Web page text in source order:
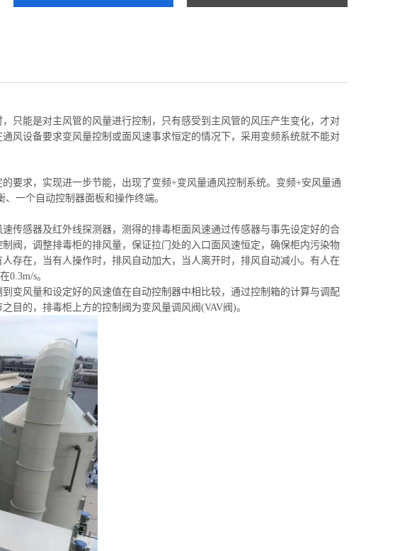
只能是对主风管的风量进行控制，只有感受到主风管的风压产生变化，才对
风设备要求变风量控制或面风速事求恒定的情况下，采用变频系统就不能对
要求，实现进一步节能，出现了变频+变风量通风控制系统。变频+安风量通
一个自动控制器面板和操作终端。
传感器及红外线探测器，测得的排毒柜面风速通过传感器与事先设定好的合
阀，调整排毒柜的排风量，保证拉门处的入口面风速恒定，确保柜内污染物
存在，当有人操作时，排风自动加大，当人离开时，排风自动减小。有人在
0.3m/s。
变风量和设定好的风速值在自动控制器中相比较，通过控制箱的计算与调配
目的，排毒柜上方的控制阀为变风量调风阀(VAV阀)。